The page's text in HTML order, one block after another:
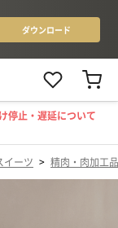
停止・遅延について
イーツ > 精肉・肉加工品